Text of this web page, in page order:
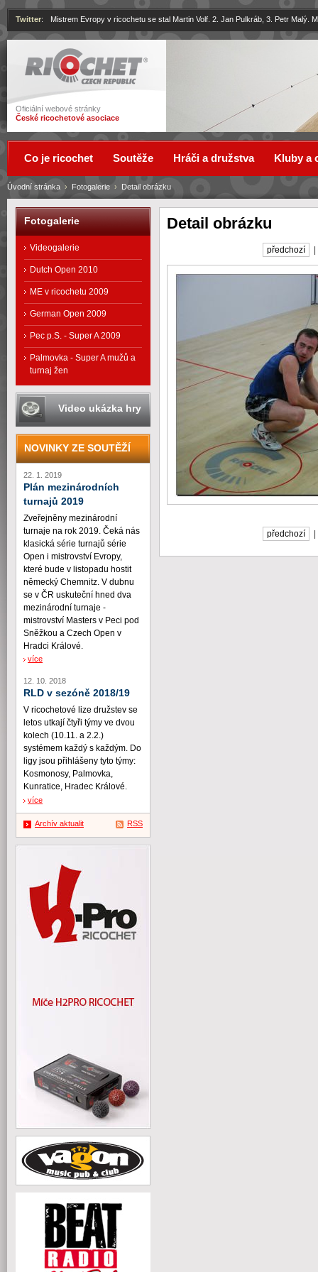
Ricochet
Oficiální webové stránky
České ricochetové asociace
Twitter: Mistrem Evropy v ricochetu se stal Martin Volf. 2. Jan Pulkráb, 3. Petr Malý.
Detail obrázku
předchozí
předchozí
Úvodní stránka › Fotogalerie › Detail obrázku
Co je ricochet Soutěže Hráči a družstva Kluby a
Fotogalerie
Videogalerie
Dutch Open 2010
ME v ricochetu 2009
German Open 2009
Pec p.S. - Super A 2009
Palmovka - Super A mužů a
turnaj žen
Video ukázka hry
NOVINKY ZE SOUTĚŽÍ
22. 1. 2019
Plán mezinárodních
turnajů 2019
Zveřejněny mezinárodní
turnaje na rok 2019. Čeká nás
klasická série turnajů série
Open i mistrovství Evropy,
které bude v listopadu hostit
německý Chemnitz. V dubnu
se v ČR uskuteční hned dva
mezinárodní turnaje -
mistrovství Masters v Peci pod
Sněžkou a Czech Open v
Hradci Králové.
více
12. 10. 2018
RLD v sezóně 2018/19
V ricochetové lize družstev se
letos utkají čtyři týmy ve dvou
kolech (10.11. a 2.2.)
systémem každý s každým. Do
ligy jsou přihlášeny tyto týmy:
Kosmonosy, Palmovka,
Kunratice, Hradec Králové.
více
Archív aktualit RSS